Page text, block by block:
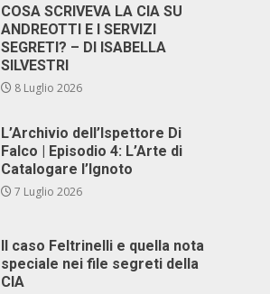
COSA SCRIVEVA LA CIA SU
ANDREOTTI E I SERVIZI
SEGRETI? – DI ISABELLA
SILVESTRI
8 Luglio 2026
L’Archivio dell’Ispettore Di
Falco | Episodio 4: L’Arte di
Catalogare l’Ignoto
7 Luglio 2026
Il caso Feltrinelli e quella nota
speciale nei file segreti della
CIA